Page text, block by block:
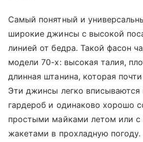
Самый понятный и
широкие джинсы с высокой
линией от бедра. Такой фасон
модели 70-х: высокая талия,
длинная штанина, которая
Эти джинсы легко вписываются
гардероб и одинаково хорошо
простыми майками летом или
жакетами в прохладную погоду.